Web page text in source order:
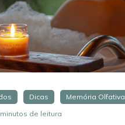
Dicas Memória Olfativa
de leitura